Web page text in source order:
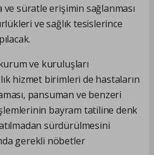
süratle erişimin sağlanması
ve sağlık tesislerince
ve kuruluşları
hizmet birimleri de hastaların
pansuman ve benzeri
bayram tatiline denk
sürdürülmesini
gerekli nöbetler